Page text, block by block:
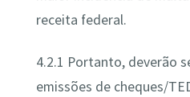
receita federal.
4.2.1 Portanto, deverão
emissões de cheques/